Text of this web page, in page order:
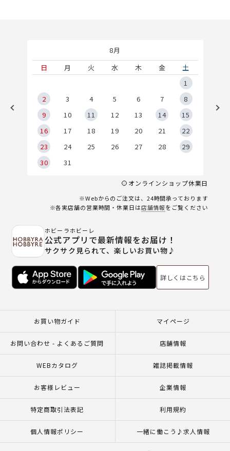
8月
日
月 火 水 木 金
土
1
2
3 4 5 6 7
8
9
10 11 12 13 14
15
16
17 18 19 20 21
22
23
24 25 26 27 28
29
30
31
オンラインショップ休業日
※Webからのご注文は、24時間承っております
※各実店舗の営業時間・休業日は店舗情報をご覧ください
ホビーラホビーレ
公式アプリで最新情報をお届け！
サクサク見られて、楽しいお買い物♪
詳しくはこちら
お買い物ガイド マイページ
お問い合わせ - よくあるご質問 店舗情報
WEBカタログ 雑誌掲載情報
お客様レビュー 企業情報
特定商取引法表記 利用規約
個人情報ポリシー 一緒に働こう♪求人情報